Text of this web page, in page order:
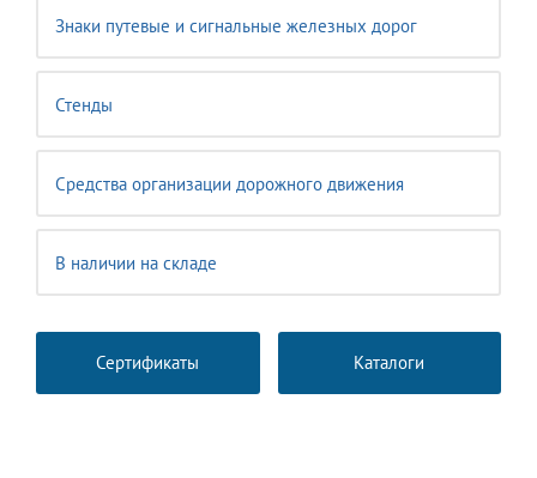
Знаки путевые и сигнальные железных дорог
Стенды
Средства организации дорожного движения
В наличии на складе
Сертификаты Каталоги